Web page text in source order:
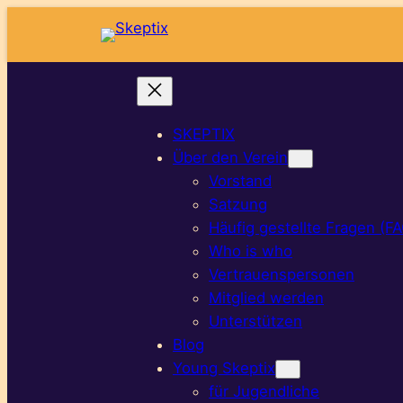
springen
SKEPTIX
Über den Verein
Vorstand
Satzung
Häufig gestellte Fragen
Who is who
Vertrauenspersonen
Mitglied werden
Unterstützen
Blog
Young Skeptix
für Jugendliche